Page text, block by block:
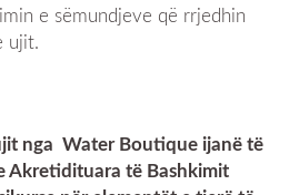
e sëmundjeve që rrjedhin
ujit.
nga Water Boutique ijanë të
Akretidituara të Bashkimit